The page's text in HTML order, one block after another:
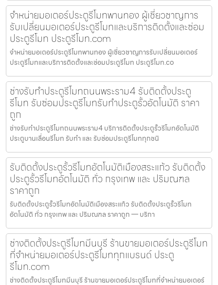
จำหน่ายมอเตอร์ประตูรีโมทพานทอง ผู้เชี่ยวชาญการ
รับเปลี่ยนมอเตอร์ประตูรีโมทและบริการติดตั้งและซ่อม
ประตูรีโมท ประตูรีโมท.com
จำหน่ายมอเตอร์ประตูรีโมทพานทอง ผู้เชี่ยวชาญการรับเปลี่ยนมอเตอร์
ประตูรีโมทและบริการติดตั้งและซ่อมประตูรีโมท ประตูรีโมท.co
ช่างรับทำประตูรีโมทถนนพระราม4 รับติดตั้งประตู
รีโมท รับซ่อมประตูรีโมทรับทำประตูรั้วอัตโนมัติ ราคา
ถูก
ช่างรับทำประตูรีโมทถนนพระราม4 บริการติดตั้งประตูรั้วรีโมทอัตโนมัติ
ประตูบานเลื่อนรีโมท รับทำ และ รับซ่อมประตูรีโมททุกชนิ
รับติดตั้งประตูรั้วรีโมทอัตโนมัติเมืองสระแก้ว รับติดตั้ง
ประตูรั้วรีโมทอัตโนมัติ ทั่ว กรุงเทพ และ ปริมณฑล
ราคาถูก
รับติดตั้งประตูรั้วรีโมทอัตโนมัติเมืองสระแก้ว รับติดตั้งประตูรั้วรีโมท
อัตโนมัติ ทั่ว กรุงเทพ และ ปริมณฑล ราคาถูก — บริกา
ช่างติดตั้งประตูรีโมทมีนบุรี ร้านขายมอเตอร์ประตูรีโมท
ที่จำหน่ายมอเตอร์ประตูรีโมททุกแบรนด์ ประตู
รีโมท.com
ช่างติดตั้งประตูรีโมทมีนบุรี ร้านขายมอเตอร์ประตูรีโมทที่จำหน่ายมอเตอร์